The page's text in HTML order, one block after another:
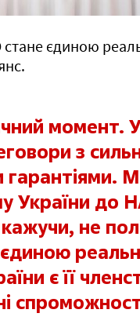
єдиною
момент.
з
гарантіями.
України до
не
є її